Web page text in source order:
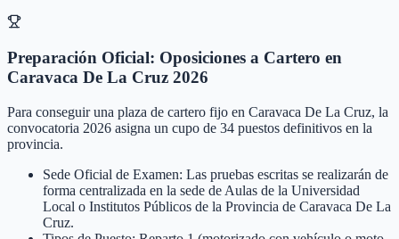
Preparación Oficial: Oposiciones a Cartero en
Caravaca De La Cruz 2026
Para conseguir una plaza de cartero fijo en Caravaca De La Cruz, la
convocatoria 2026 asigna un cupo de 34 puestos definitivos en la
provincia.
Sede Oficial de Examen: Las pruebas escritas se realizarán de
forma centralizada en la sede de Aulas de la Universidad
Local o Institutos Públicos de la Provincia de Caravaca De La
Cruz.